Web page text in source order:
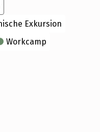
Exkursion
Workcamp